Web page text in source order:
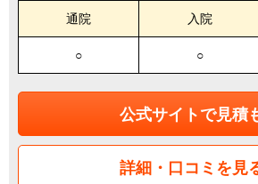
通院 入院
○ ○
公式サイトで見積
詳細・口コミを見